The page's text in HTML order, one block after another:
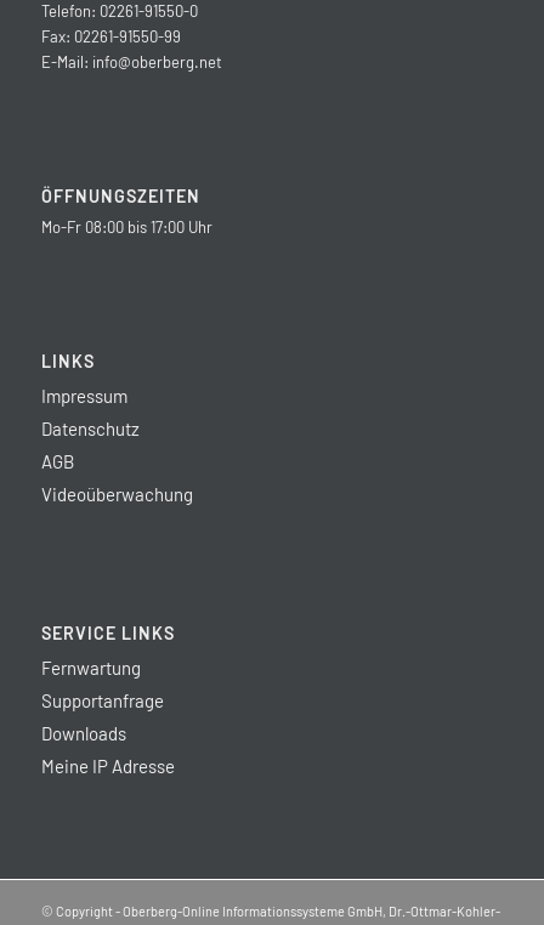
Telefon: 02261-91550-0
Fax: 02261-91550-99
E-Mail: info@oberberg.net
ÖFFNUNGSZEITEN
Mo-Fr 08:00 bis 17:00 Uhr
LINKS
Impressum
Datenschutz
AGB
Videoüberwachung
SERVICE LINKS
Fernwartung
Supportanfrage
Downloads
Meine IP Adresse
© Copyright - Oberberg-Online Informationssysteme GmbH, Dr.-Ottmar-Kohler-